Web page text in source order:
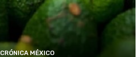
CRÓNICA MÉXICO